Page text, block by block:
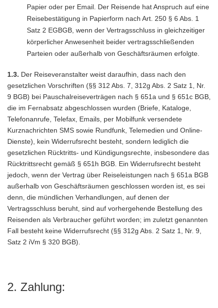
Papier oder per Email. Der Reisende hat Anspruch auf eine
Reisebestätigung in Papierform nach Art. 250 § 6 Abs. 1
Satz 2 EGBGB, wenn der Vertragsschluss in gleichzeitiger
körperlicher Anwesenheit beider vertragsschließenden
Parteien oder außerhalb von Geschäftsräumen erfolgte.
1.3. Der Reiseveranstalter weist daraufhin, dass nach den
gesetzlichen Vorschriften (§§ 312 Abs. 7, 312g Abs. 2 Satz 1, Nr.
9 BGB) bei Pauschalreiseverträgen nach § 651a und § 651c BGB,
die im Fernabsatz abgeschlossen wurden (Briefe, Kataloge,
Telefonanrufe, Telefax, Emails, per Mobilfunk versendete
Kurznachrichten SMS sowie Rundfunk, Telemedien und Online-
Dienste), kein Widerrufsrecht besteht, sondern lediglich die
gesetzlichen Rücktritts- und Kündigungsrechte, insbesondere das
Rücktrittsrecht gemäß § 651h BGB. Ein Widerrufsrecht besteht
jedoch, wenn der Vertrag über Reiseleistungen nach § 651a BGB
außerhalb von Geschäftsräumen geschlossen worden ist, es sei
denn, die mündlichen Verhandlungen, auf denen der
Vertragsschluss beruht, sind auf vorhergehende Bestellung des
Reisenden als Verbraucher geführt worden; im zuletzt genannten
Fall besteht keine Widerrufsrecht (§§ 312g Abs. 2 Satz 1, Nr. 9,
Satz 2 iVm § 320 BGB).
2. Zahlung: